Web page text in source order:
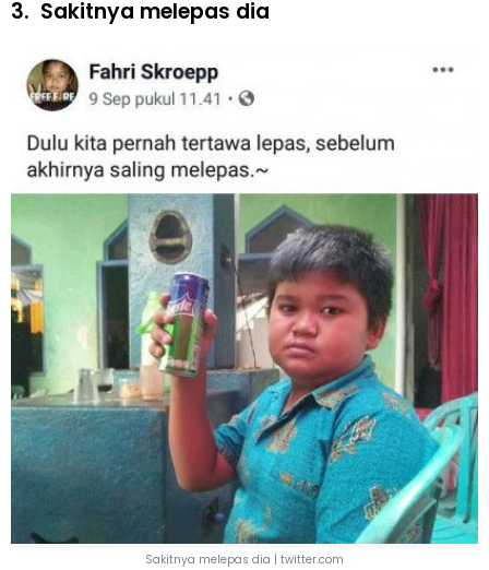
3. Sakitnya melepas dia
Sakitnya melepas dia | twitter.com